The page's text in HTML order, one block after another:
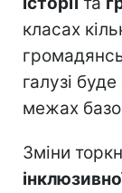
класах
галузі
межах
Зміни